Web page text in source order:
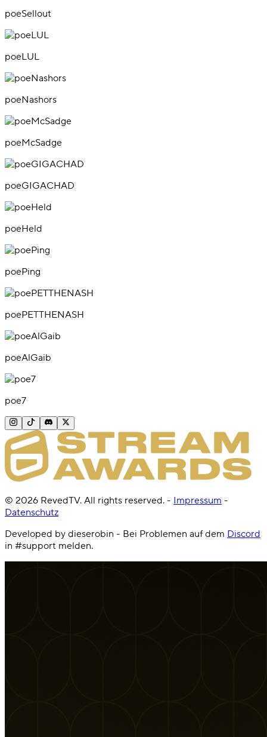
poeSellout
poeLUL
poeNashors
poeMcSadge
poeGIGACHAD
poeHeld
poePing
poePETTHENASH
poeAlGaib
poe7
© 2026 RevedTV. All rights reserved. - Impressum -
Datenschutz
Developed by dieserobin - Bei Problemen auf dem Discord
in #support melden.